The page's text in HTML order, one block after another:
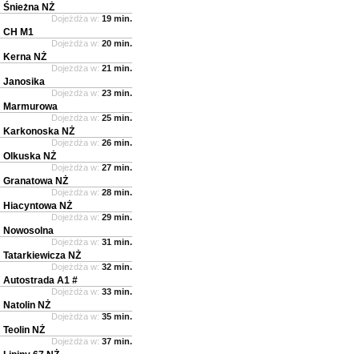
Śnieżna NŻ
Dojeżdża w: 19 min.
CH M1
Dojeżdża w: 20 min.
Kerna NŻ
Dojeżdża w: 21 min.
Janosika
Dojeżdża w: 23 min.
Marmurowa
Dojeżdża w: 25 min.
Karkonoska NŻ
Dojeżdża w: 26 min.
Olkuska NŻ
Dojeżdża w: 27 min.
Granatowa NŻ
Dojeżdża w: 28 min.
Hiacyntowa NŻ
Dojeżdża w: 29 min.
Nowosolna
Dojeżdża w: 31 min.
Tatarkiewicza NŻ
Dojeżdża w: 32 min.
Autostrada A1 #
Dojeżdża w: 33 min.
Natolin NŻ
Dojeżdża w: 35 min.
Teolin NŻ
Dojeżdża w: 37 min.